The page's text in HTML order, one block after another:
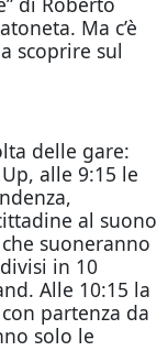
Ma c’è
scoprire sul
delle gare:
alle 9:15 le
al suono
suoneranno
in 10
Alle 10:15 la
partenza da
solo le